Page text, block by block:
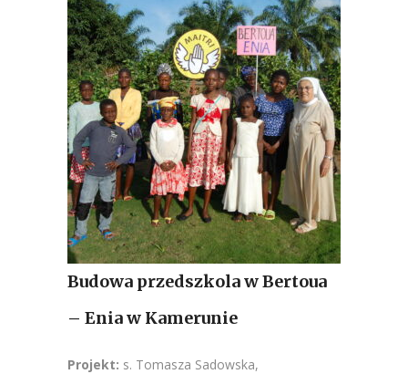
Budowa przedszkola w Bertoua
– Enia w Kamerunie
Projekt: s. Tomasza Sadowska,